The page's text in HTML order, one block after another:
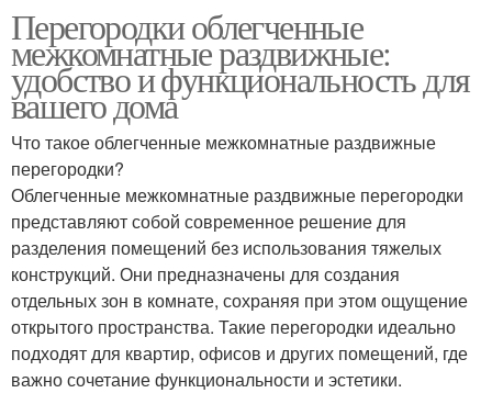
Перегородки облегченные
межкомнатные раздвижные:
удобство и функциональность для
вашего дома
Что такое облегченные межкомнатные раздвижные
перегородки?
Облегченные межкомнатные раздвижные перегородки
представляют собой современное решение для
разделения помещений без использования тяжелых
конструкций. Они предназначены для создания
отдельных зон в комнате, сохраняя при этом ощущение
открытого пространства. Такие перегородки идеально
подходят для квартир, офисов и других помещений, где
важно сочетание функциональности и эстетики.